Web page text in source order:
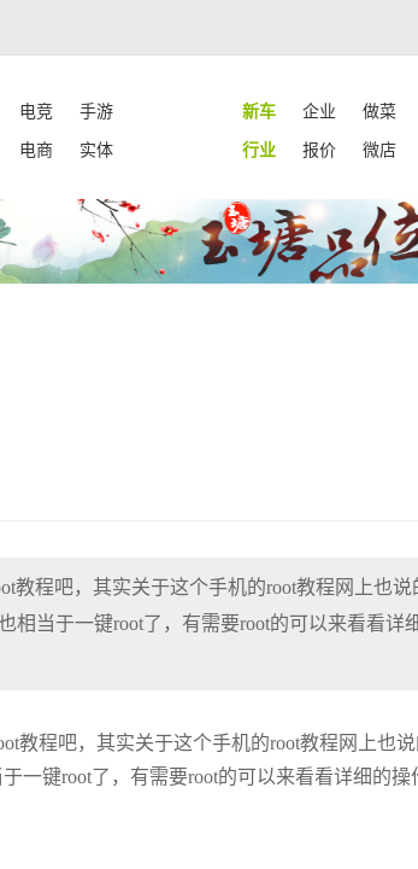
电竞 手游 新车 企业 做菜
电商 实体 行业 报价 微店
教程吧，其实关于这个手机的root教程网上也说
相当于一键root了，有需要root的可以来看看详
教程吧，其实关于这个手机的root教程网上也
一键root了，有需要root的可以来看看详细的操